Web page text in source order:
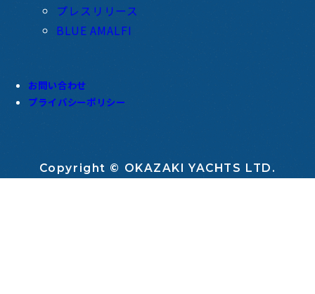
プレスリリース
BLUE AMALFI
お問い合わせ
プライバシーポリシー
Copyright © OKAZAKI YACHTS LTD.